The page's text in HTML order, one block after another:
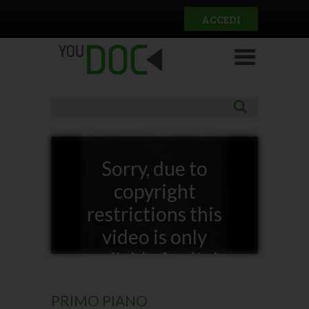
ACCEDI
Sorry, due to
copyright
restrictions this
video is only
available for Italy
PRIMO PIANO